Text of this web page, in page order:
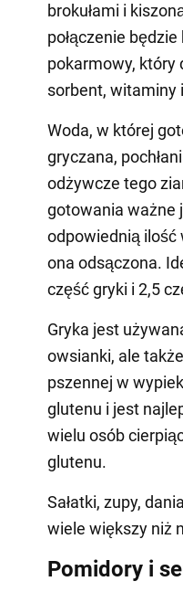
brokułami i
połączenie
pokarmowy, który
sorbent, witaminy
Woda, w której
gryczana,
odżywcze tego
gotowania ważne
odpowiednią ilość
ona odsączona.
część gryki i 2,5
Gryka jest
owsianki, ale
pszennej w
glutenu i jest
wielu osób
glutenu.
Sałatki, zupy,
wiele większy niż
Pomidory i